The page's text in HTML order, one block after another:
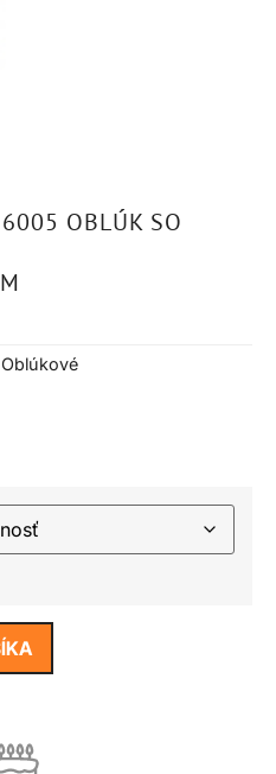
OBLÚK SO
Oblúkové